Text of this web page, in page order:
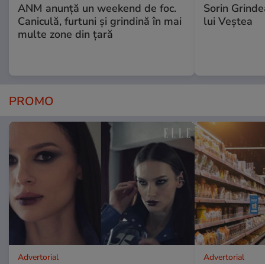
ANM anunță un weekend de foc.
Caniculă, furtuni și grindină în mai
multe zone din țară
Sorin
lui Veștea
PROMO
Advertorial Advertorial